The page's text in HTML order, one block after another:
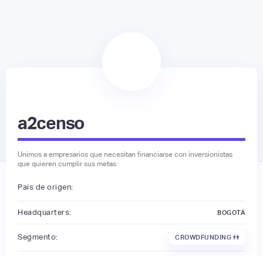
a2censo
Unimos a empresarios que necesitan financiarse con inversionistas
que quieren cumplir sus metas
País de origen:
Headquarters: BOGOTÁ
Segmento: CROWDFUNDING 👫